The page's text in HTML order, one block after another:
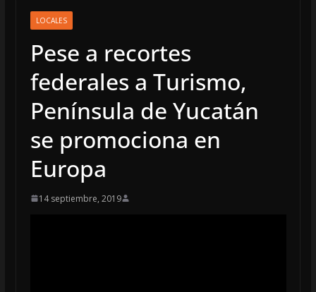
LOCALES
Pese a recortes
federales a Turismo,
Península de Yucatán
se promociona en
Europa
14 septiembre, 2019